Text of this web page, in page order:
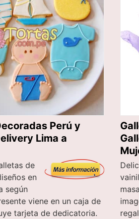
Perú y
Lima a
de
en
según
viene en un caja de
tarjeta de dedicatoria.